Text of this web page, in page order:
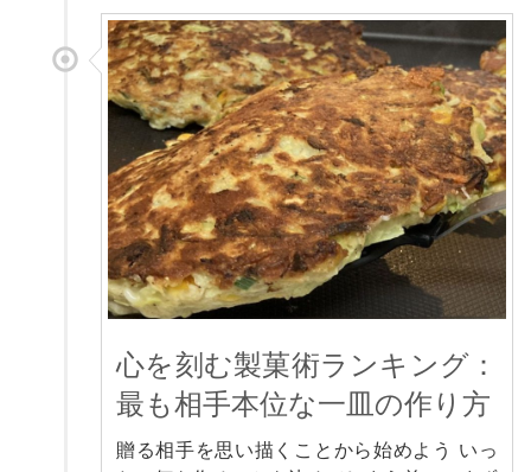
心を刻む製菓術ランキング：
最も相手本位な一皿の作り方
贈る相手を思い描くことから始めよう いっ